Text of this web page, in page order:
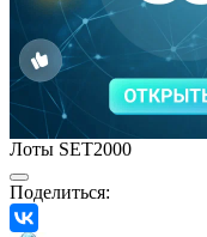
Лоты SET2000
Поделиться: